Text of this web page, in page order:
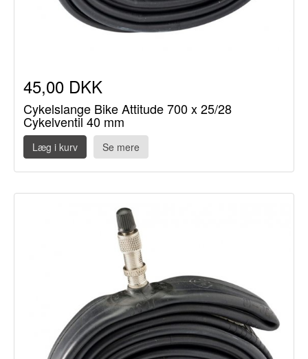
45,00 DKK
Cykelslange Bike Attitude 700 x 25/28
Cykelventil 40 mm
Læg i kurv Se mere